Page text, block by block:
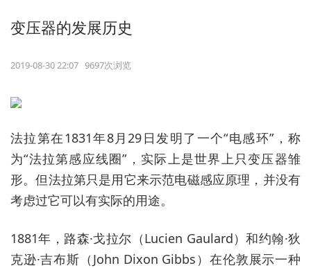
变压器的发展历史
2019-08-30 22:07 9697次浏览
法拉第在1831年8月29日发明了一个“电感环”，称
为“法拉第感应线圈”，实际上是世界上只变压器雏
形。但法拉第只是用它来示范电磁感应原理，并没有
考虑过它可以有实际的用途。
1881年，路森·戈拉尔（Lucien Gaulard）和约翰·狄
克逊·吉布斯（John Dixon Gibbs）在伦敦展示一种